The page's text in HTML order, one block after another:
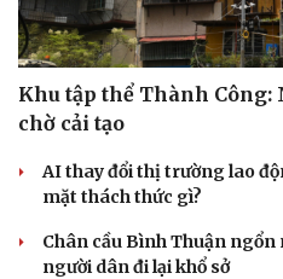
Khu tập thể Thành Công:
chờ cải tạo
AI thay đổi thị trường lao
mặt thách thức gì?
Chân cầu Bình Thuận
người dân đi lại khổ sở